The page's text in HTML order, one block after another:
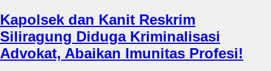
Kapolsek dan Kanit Reskrim
Siliragung Diduga Kriminalisasi
Advokat, Abaikan Imunitas Profesi!